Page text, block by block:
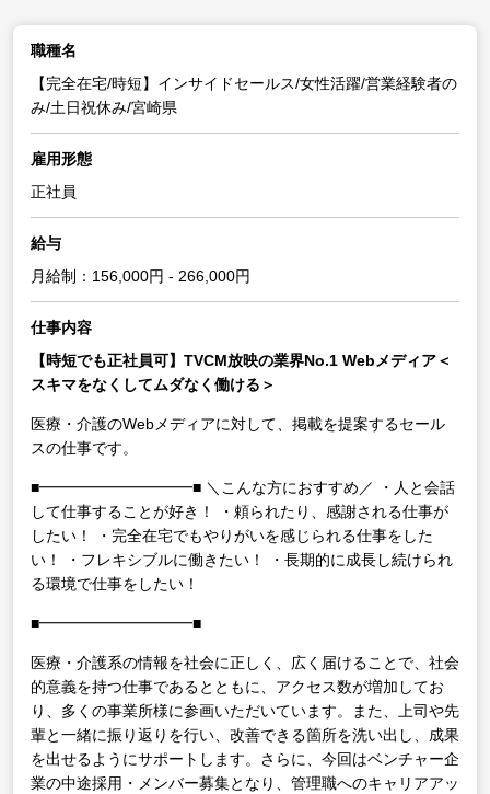
職種名
【完全在宅/時短】インサイドセールス/女性活躍/営業経験者の
み/土日祝休み/宮崎県
雇用形態
正社員
給与
月給制：156,000円 - 266,000円
仕事内容
【時短でも正社員可】TVCM放映の業界No.1 Webメディア＜
スキマをなくしてムダなく働ける＞
医療・介護のWebメディアに対して、掲載を提案するセール
スの仕事です。
■━━━━━━━━━━■ ＼こんな方におすすめ／
・人と会話
して仕事することが好き！
・頼られたり、感謝される仕事が
したい！
・完全在宅でもやりがいを感じられる仕事をした
い！
・フレキシブルに働きたい！
・長期的に成長し続けられ
る環境で仕事をしたい！
■━━━━━━━━━━■
医療・介護系の情報を社会に正しく、広く届けることで、社会
的意義を持つ仕事であるとともに、アクセス数が増加してお
り、多くの事業所様に参画いただいています。また、上司や先
輩と一緒に振り返りを行い、改善できる箇所を洗い出し、成果
を出せるようにサポートします。さらに、今回はベンチャー企
業の中途採用・メンバー募集となり、管理職へのキャリアアッ